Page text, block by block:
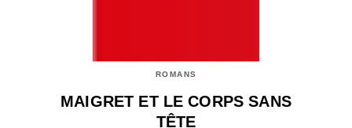
ROMANS
MAIGRET ET LE CORPS SANS
TÊTE